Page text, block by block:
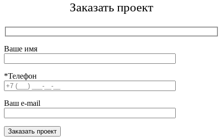
Заказать проект
Ваше имя
*Телефон
Ваш e-mail